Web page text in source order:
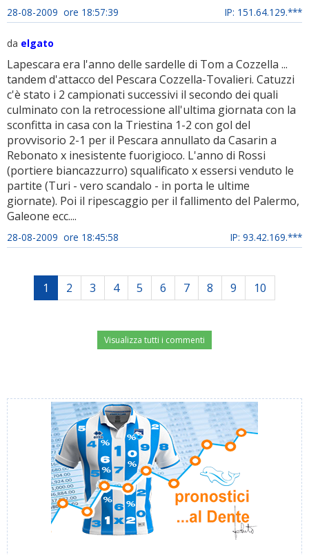
28-08-2009 ore 18:57:39 IP: 151.64.129.***
da elgato
Lapescara era l'anno delle sardelle di Tom a Cozzella ...
tandem d'attacco del Pescara Cozzella-Tovalieri. Catuzzi
c'è stato i 2 campionati successivi il secondo dei quali
culminato con la retrocessione all'ultima giornata con la
sconfitta in casa con la Triestina 1-2 con gol del
provvisorio 2-1 per il Pescara annullato da Casarin a
Rebonato x inesistente fuorigioco. L'anno di Rossi
(portiere biancazzurro) squalificato x essersi venduto le
partite (Turi - vero scandalo - in porta le ultime
giornate). Poi il ripescaggio per il fallimento del Palermo,
Galeone ecc....
28-08-2009 ore 18:45:58 IP: 93.42.169.***
1 2 3 4 5 6 7 8 9 10
Visualizza tutti i commenti